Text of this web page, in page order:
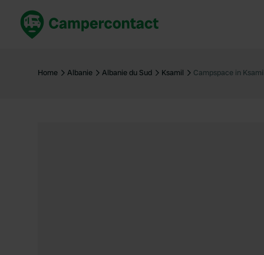
France
France
Home Albanie Albanie du Sud Ksamil Campspace in